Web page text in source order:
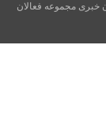
خبری مجموعه فعالان